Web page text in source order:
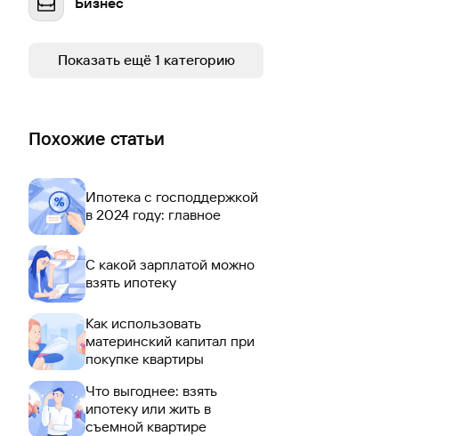
Показать ещё 1 категорию
Похожие статьи
Ипотека с господдержкой
в 2024 году: главное
С какой зарплатой можно
взять ипотеку
Как использовать
материнский капитал при
покупке квартиры
Что выгоднее: взять
ипотеку или жить в
съемной квартире